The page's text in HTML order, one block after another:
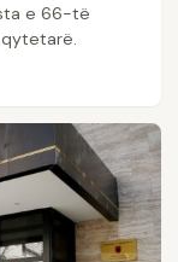
e 66-të